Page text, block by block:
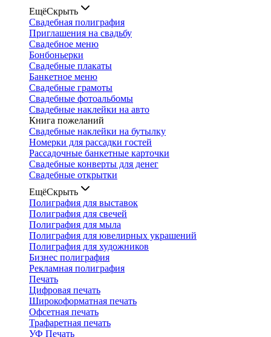
ЕщёСкрыть
Свадебная полиграфия
Приглашения на свадьбу
Свадебное меню
Бонбоньерки
Свадебные плакаты
Банкетное меню
Свадебные грамоты
Свадебные фотоальбомы
Свадебные наклейки на авто
Книга пожеланий
Свадебные наклейки на бутылку
Номерки для рассадки гостей
Рассадочные банкетные карточки
Свадебные конверты для денег
Свадебные открытки
ЕщёСкрыть
Полиграфия для выставок
Полиграфия для свечей
Полиграфия для мыла
Полиграфия для ювелирных украшений
Полиграфия для художников
Бизнес полиграфия
Рекламная полиграфия
Печать
Цифровая печать
Широкоформатная печать
Офсетная печать
Трафаретная печать
УФ Печать